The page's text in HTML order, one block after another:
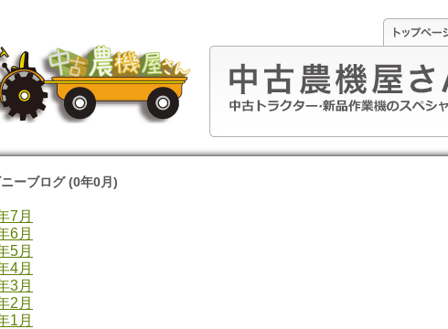
ーブログ (0年0月)
7月
6月
5月
4月
3月
2月
1月